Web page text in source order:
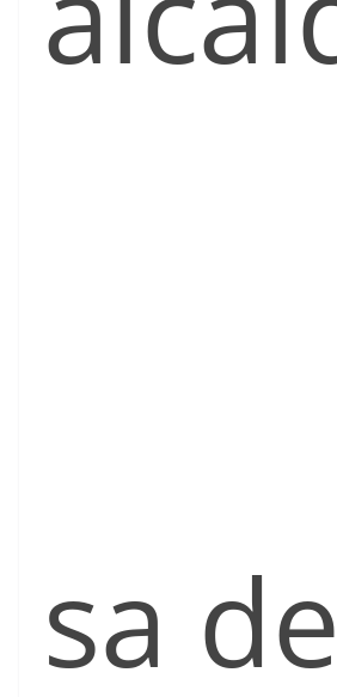
sa de